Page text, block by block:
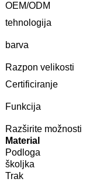
OEM/ODM
tehnologija
barva
Razpon velikosti
Certificiranje
Funkcija
Razširite možnosti
Material
Podloga
školjka
Trak